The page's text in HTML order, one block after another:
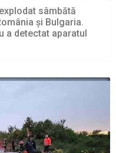
sâmbătă
și Bulgaria.
a detectat aparatul